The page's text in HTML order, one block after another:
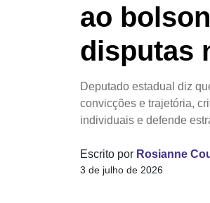
ao
disputas
Deputado estadual diz
convicções e trajetória,
individuais e defende
Escrito por Rosianne
3 de julho de 2026